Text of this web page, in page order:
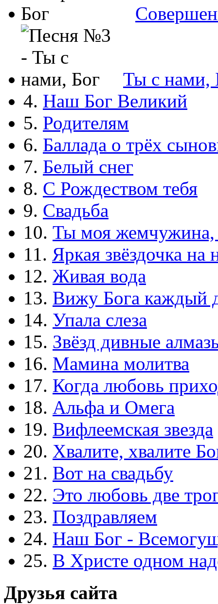
Ты с нами,
4. Наш Бог Великий
5. Родителям
6. Баллада о трёх
7. Белый снег
8. С Рождеством тебя
9. Свадьба
10. Ты моя жемчужина,
11. Яркая звёздочка на
12. Живая вода
13. Вижу Бога каждый
14. Упала слеза
15. Звёзд дивные
16. Мамина молитва
17. Когда любовь
18. Альфа и Омега
19. Вифлеемская звезда
20. Хвалите, хвалите
21. Вот на свадьбу
22. Это любовь две
23. Поздравляем
24. Наш Бог -
25. В Христе одном
Друзья сайта